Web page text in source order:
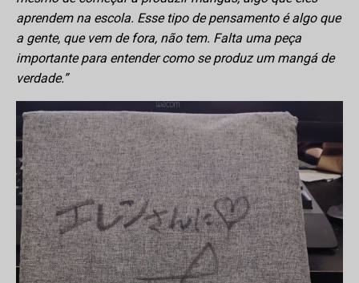
aprendem na escola. Esse tipo de pensamento é algo que
a gente, que vem de fora, não tem. Falta uma peça
importante para entender como se produz um mangá de
verdade.”